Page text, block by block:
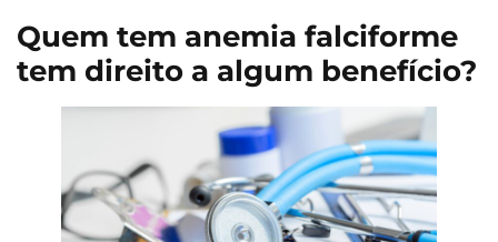
Quem tem anemia falciforme
tem direito a algum benefício?